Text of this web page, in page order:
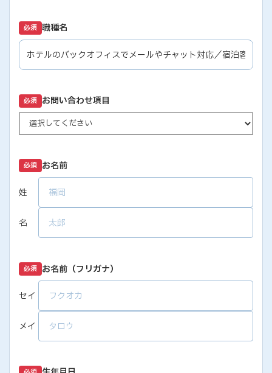
必須 職種名
必須 お問い合わせ項目
必須 お名前
姓
名
必須 お名前（フリガナ）
セイ
メイ